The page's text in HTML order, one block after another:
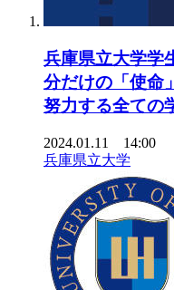
兵庫県立大学学
分だけの「使命
努力する全ての
2024.01.11 14:00
兵庫県立大学